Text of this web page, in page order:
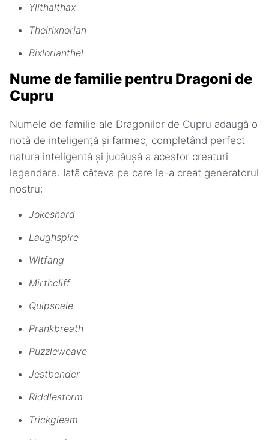
Ylithalthax
Thelrixnorian
Bixlorianthel
Nume de familie pentru Dragoni de
Cupru
Numele de familie ale Dragonilor de Cupru adaugă o
notă de inteligență și farmec, completând perfect
natura inteligentă și jucăușă a acestor creaturi
legendare. Iată câteva pe care le-a creat generatorul
nostru:
Jokeshard
Laughspire
Witfang
Mirthcliff
Quipscale
Prankbreath
Puzzleweave
Jestbender
Riddlestorm
Trickgleam